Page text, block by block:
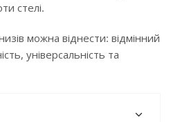
стелі.
можна віднести: відмінний
універсальність та